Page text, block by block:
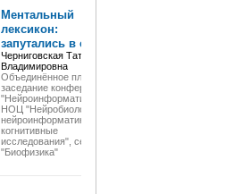
Ментальный
лексикон:
запутались в сетях?
Черниговская Татьяна
Владимировна
Объединённое пленарное
заседание конференции
"Нейроинформатика-2011",
НОЦ "Нейробиология,
нейроинформатика и
когнитивные
исследования", секция
"Биофизика"